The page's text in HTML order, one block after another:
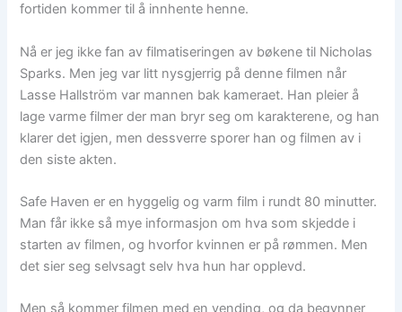
fortiden kommer til å innhente henne.
Nå er jeg ikke fan av filmatiseringen av bøkene til Nicholas
Sparks. Men jeg var litt nysgjerrig på denne filmen når
Lasse Hallström var mannen bak kameraet. Han pleier å
lage varme filmer der man bryr seg om karakterene, og han
klarer det igjen, men dessverre sporer han og filmen av i
den siste akten.
Safe Haven er en hyggelig og varm film i rundt 80 minutter.
Man får ikke så mye informasjon om hva som skjedde i
starten av filmen, og hvorfor kvinnen er på rømmen. Men
det sier seg selvsagt selv hva hun har opplevd.
Men så kommer filmen med en vending, og da begynner